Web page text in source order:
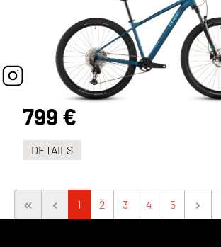
799 €
DETAILS
1 2 3 4 5